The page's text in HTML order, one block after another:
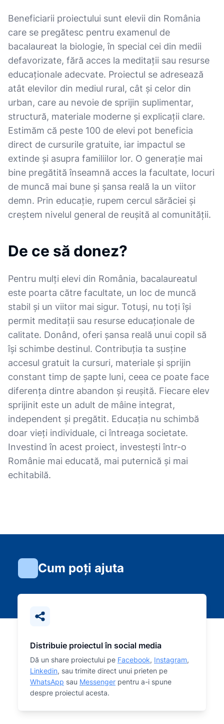
Beneficiarii proiectului sunt elevii din România
care se pregătesc pentru examenul de
bacalaureat la biologie, în special cei din medii
defavorizate, fără acces la meditații sau resurse
educaționale adecvate. Proiectul se adresează
atât elevilor din mediul rural, cât și celor din
urban, care au nevoie de sprijin suplimentar,
structură, materiale moderne și explicații clare.
Estimăm că peste 100 de elevi pot beneficia
direct de cursurile gratuite, iar impactul se
extinde și asupra familiilor lor. O generație mai
bine pregătită înseamnă acces la facultate, locuri
de muncă mai bune și șansa reală la un viitor
demn. Prin educație, rupem cercul sărăciei și
creștem nivelul general de reușită al comunității.
De ce să donez?
Pentru mulți elevi din România, bacalaureatul
este poarta către facultate, un loc de muncă
stabil și un viitor mai sigur. Totuși, nu toți își
permit meditații sau resurse educaționale de
calitate. Donând, oferi șansa reală unui copil să
își schimbe destinul. Contribuția ta susține
accesul gratuit la cursuri, materiale și sprijin
constant timp de șapte luni, ceea ce poate face
diferența dintre abandon și reușită. Fiecare elev
sprijinit este un adult de mâine integrat,
independent și pregătit. Educația nu schimbă
doar vieți individuale, ci întreaga societate.
Investind în acest proiect, investești într-o
Românie mai educată, mai puternică și mai
echitabilă.
Cum poți ajuta
Distribuie proiectul în social media
Dă un share proiectului pe Facebook, Instagram,
Linkedin, sau trimite direct unui prieten pe
WhatsApp sau Messenger pentru a-i spune
despre proiectul acesta.